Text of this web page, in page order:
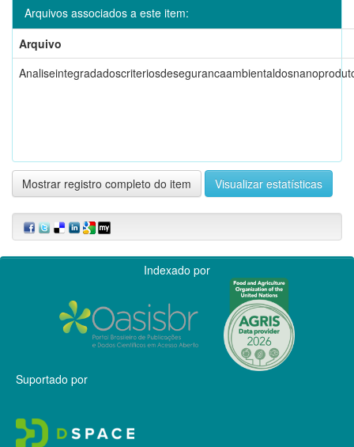
Arquivos associados a este item:
Arquivo
Mostrar registro completo do item Visualizar estatísticas
Indexado por
Suportado por